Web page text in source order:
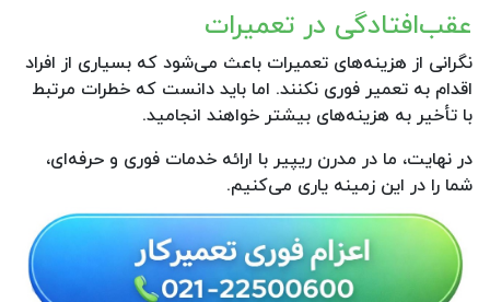
عقب‌افتادگی در تعمیرات
نگرانی از هزینه‌های تعمیرات باعث می‌شود که بسیاری از افراد
اقدام به تعمیر فوری نکنند. اما باید دانست که خطرات مرتبط
با تأخیر به هزینه‌های بیشتر خواهند انجامید.
در نهایت، ما در مدرن ریپیر با ارائه خدمات فوری و حرفه‌ای،
شما را در این زمینه یاری می‌کنیم.